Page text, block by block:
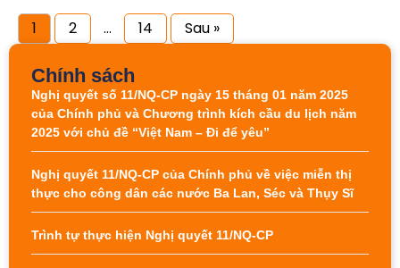
1 2 … 14 Sau »
Chính sách
Nghị quyết số 11/NQ-CP ngày 15 tháng 01 năm 2025
của Chính phủ và Chương trình kích cầu du lịch năm
2025 với chủ đề “Việt Nam – Đi để yêu”
Nghị quyết 11/NQ-CP của Chính phủ về việc miễn thị
thực cho công dân các nước Ba Lan, Séc và Thụy Sĩ
Trình tự thực hiện Nghị quyết 11/NQ-CP